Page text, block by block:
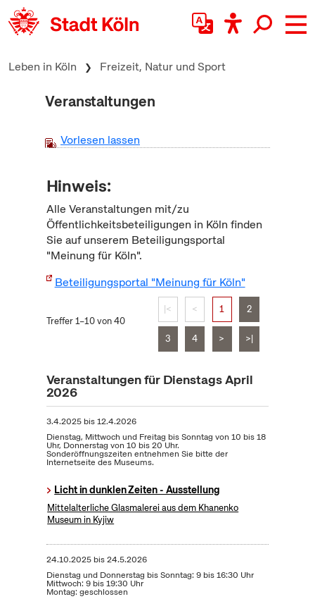
zum Inhalt springen
Leben in Köln Freizeit, Natur und Sport
Veranstaltungen
Vorlesen lassen
Hinweis:
Alle Veranstaltungen mit/zu
Öffentlichkeitsbeteiligungen in Köln finden
Sie auf unserem Beteiligungsportal
"Meinung für Köln".
Beteiligungsportal "Meinung für Köln"
Treffer 1–10 von 40
|< < 1 2
3 4 > >|
Veranstaltungen für Dienstags April
2026
3.4.2025bis12.4.2026
Dienstag, Mittwoch und Freitag bis Sonntag von 10 bis 18
Uhr, Donnerstag von 10 bis 20 Uhr.
Sonderöffnungszeiten entnehmen Sie bitte der
Internetseite des Museums.
Licht in dunklen Zeiten - Ausstellung
Mittelalterliche Glasmalerei aus dem Khanenko
Museum in Kyjiw
24.10.2025bis24.5.2026
Dienstag und Donnerstag bis Sonntag: 9 bis 16:30 Uhr
Mittwoch: 9 bis 19:30 Uhr
Montag: geschlossen